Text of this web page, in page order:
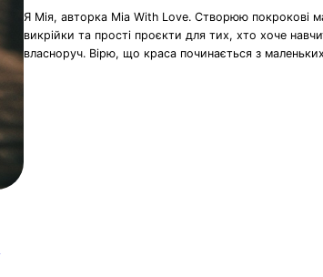
Я Мія, авторка Mia With Love. Створюю покрокові
викрійки та прості проєкти для тих, хто хоче
власноруч. Вірю, що краса починається з